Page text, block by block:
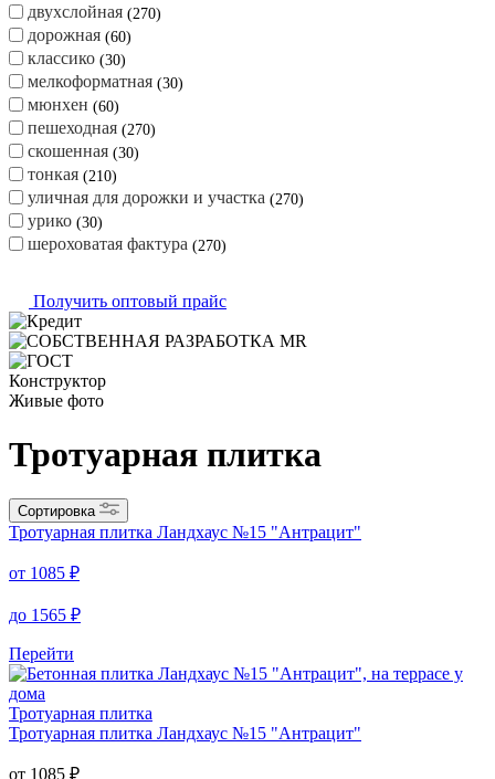
двухслойная 270
дорожная 60
классико 30
мелкоформатная 30
мюнхен 60
пешеходная 270
скошенная 30
тонкая 210
уличная для дорожки и участка 270
урико 30
шероховатая фактура 270
Получить оптовый прайс
Конструктор
Живые фото
Тротуарная плитка
Сортировка
Тротуарная плитка Ландхаус №15 "Антрацит"
от 1085 ₽
до 1565 ₽
Перейти
Тротуарная плитка
Тротуарная плитка Ландхаус №15 "Антрацит"
от 1085 ₽